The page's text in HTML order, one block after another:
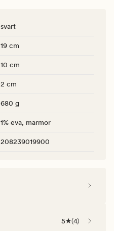
svart
19 cm
10 cm
2 cm
680 g
1% eva, marmor
208239019900
5 (4)